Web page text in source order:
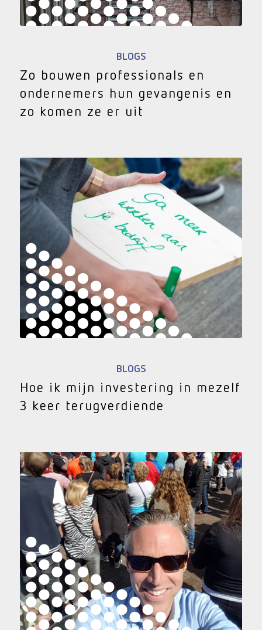
BLOGS
Zo bouwen professionals en
ondernemers hun gevangenis en
zo komen ze er uit
BLOGS
Hoe ik mijn investering in mezelf
3 keer terugverdiende